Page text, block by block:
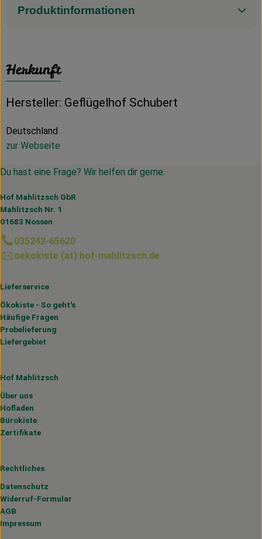
Produktinformationen
Herkunft
Hersteller: Geflügelhof Schubert
Deutschland
zur Webseite
Du hast eine Frage? Wir helfen dir gerne:
Hof Mahlitzsch GbR
Mahlitzsch Nr. 1
01683 Nossen
035242-65620
oekokiste (at) hof-mahlitzsch.de
Lieferservice
Ökokiste - So geht's
Häufige Fragen
Probelieferung
Liefergebiet
Hof Mahlitzsch
Über uns
Hofladen
Bürokiste
Zertifikate
Rechtliches
Datenschutz
Widerruf-Formular
AGB
Impressum